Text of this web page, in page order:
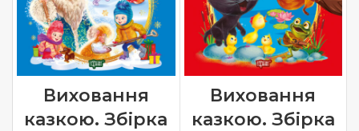
Виховання
казкою. Збірка
Виховання
казкою. Збірка